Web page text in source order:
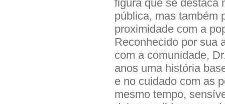
figura que se destaca
pública, mas também
proximidade com a
Reconhecido por sua
com a comunidade,
anos uma história
e no cuidado com as
mesmo tempo,